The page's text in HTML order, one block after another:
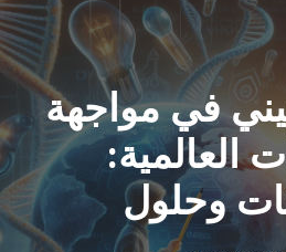
في مواجهة
العالمية:
وحلول